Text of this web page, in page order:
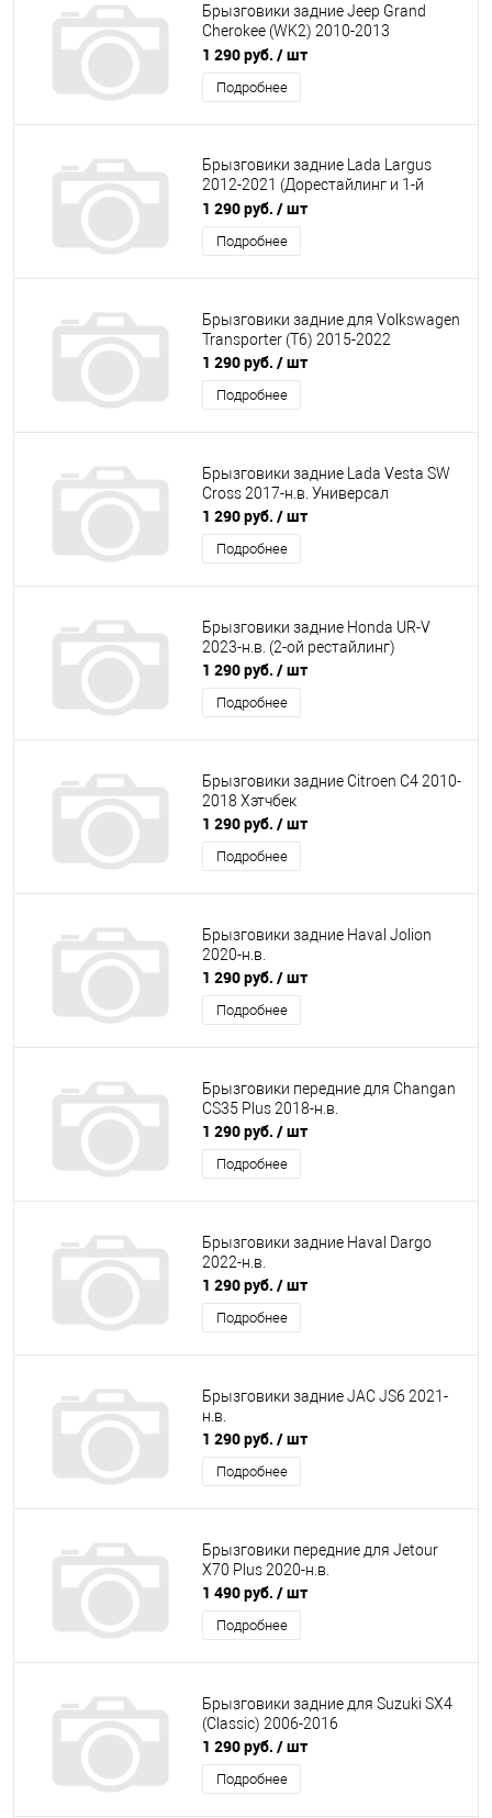
Брызговики задние Jeep Grand
Cherokee (WK2) 2010-2013
Дорестайлинг
1 290 руб. / шт
Подробнее
Брызговики задние Lada Largus
2012-2021 (Дорестайлинг и 1-й
рестайлинг)
1 290 руб. / шт
Подробнее
Брызговики задние для Volkswagen
Transporter (T6) 2015-2022
1 290 руб. / шт
Подробнее
Брызговики задние Lada Vesta SW
Cross 2017-н.в. Универсал
1 290 руб. / шт
Подробнее
Брызговики задние Honda UR-V
2023-н.в. (2-ой рестайлинг)
1 290 руб. / шт
Подробнее
Брызговики задние Citroen C4 2010-
2018 Хэтчбек
1 290 руб. / шт
Подробнее
Брызговики задние Haval Jolion
2020-н.в.
1 290 руб. / шт
Подробнее
Брызговики передние для Changan
CS35 Plus 2018-н.в.
1 290 руб. / шт
Подробнее
Брызговики задние Haval Dargo
2022-н.в.
1 290 руб. / шт
Подробнее
Брызговики задние JAC JS6 2021-
н.в.
1 290 руб. / шт
Подробнее
Брызговики передние для Jetour
X70 Plus 2020-н.в.
1 490 руб. / шт
Подробнее
Брызговики задние для Suzuki SX4
(Classic) 2006-2016
1 290 руб. / шт
Подробнее